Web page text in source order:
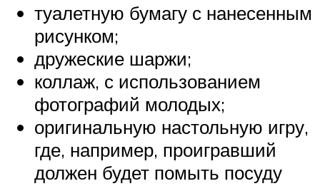
туалетную бумагу с нанесенным
рисунком;
дружеские шаржи;
коллаж, с использованием
фотографий молодых;
оригинальную настольную игру,
где, например, проигравший
должен будет помыть посуду